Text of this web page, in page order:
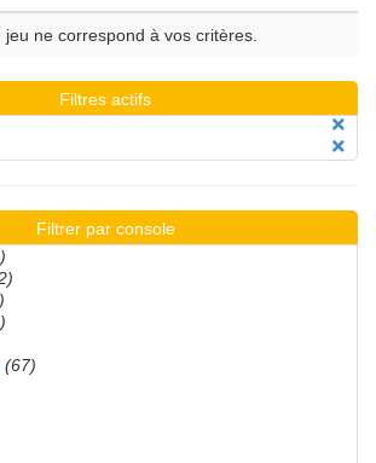
jeu ne correspond à vos critères.
Filtres actifs
Filtrer par console
(67)